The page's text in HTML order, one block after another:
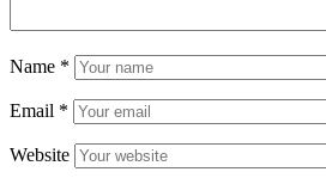
Name *
Email *
Website